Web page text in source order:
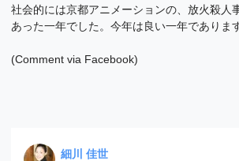
社会的には京都アニメーションの、放火殺人
あった一年でした。今年は良い一年でありま
(Comment via Facebook)
細川 佳世